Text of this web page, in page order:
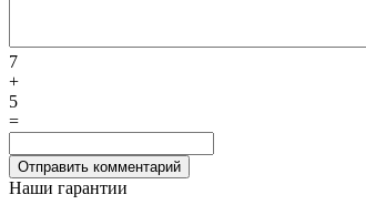
7
+
5
=
Наши гарантии